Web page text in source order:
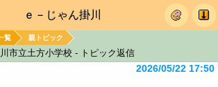
ｅ－じゃん掛川
覧 親トピック
市立土方小学校 - トピック返信
2026/05/22 17:50